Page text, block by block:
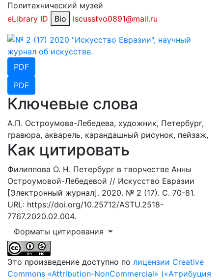
Политехнический музей
eLibrary ID
Bio iscusstvo0891@mail.ru
PDF
PDF
Ключевые слова
А.П. Остроумова-Лебедева, художник, Петербург,
гравюра, акварель, карандашный рисунок, пейзаж,
Как цитировать
Филиппова О. Н. Петербург в творчестве Анны
Остроумовой-Лебедевой // Искусство Евразии
[Электронный журнал]. 2020. № 2 (17). С. 70-81.
URL: https://doi.org/10.25712/ASTU.2518-
7767.2020.02.004.
Форматы цитирования
Это произведение доступно по лицензии Creative
Commons «Attribution-NonCommercial» («Атрибуция